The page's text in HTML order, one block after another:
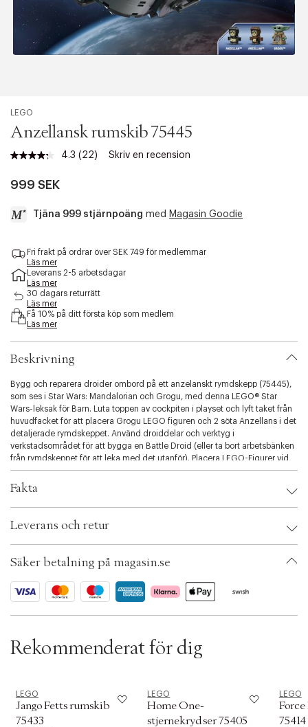
LEGO
Anzellansk rumskib 75445
4.3 Läs
samma
(22) Skriv en recension
999 SEK
Tjäna 999 stjärnpoäng med Magasin Goodie
c
c
e
s
s
i
i
l
t
y
.
v
a
r
i
i
.
l
c
t
i
n
Fri frakt på ordrar över SEK 749 för medlemmar
Läs mer
Leverans 2-5 arbetsdagar
Läs mer
30 dagars returrätt
Läs mer
Få 10% på ditt första köp som medlem
Läs mer
Beskrivning
Bygg och reparera droider ombord på ett anzelanskt rymdskepp (75445),
som ses i Star Wars: Mandalorian och Grogu, med denna LEGO® Star
Wars-leksak för Barn. Luta toppen av cockpiten i playset och lyft taket från
huvudfacket för att placera Grogu LEGO figuren och 2 söta Anzellans i det
detaljerade rymdskeppet. Använd droiddelar och verktyg i
verkstadsområdet för att bygga en Battle Droid (eller ta bort arbetsbänken
från rymdskeppet för att leka med det utanför). Placera LEGO-Figurer vid
bordet i den Blå leksaken eller på torget vid konsolen. Dra ner rampen i
byggnaden när det är dags att komma ut ur rymdskeppet. Denna -
Mandalorian och Grogu är 9 år och äldre och är ett bra sätt att väcka
barnens Kreativitet. Barn kan enkelt bygga med LEGO Builder-appen, där
projekt och spåra sina framsteg. Detta set -innehåller 701 delar.
Fakta
EAN: 5702018063033
ID: BRAL31-0008
Leverans och retur
Säker betalning på magasin.se
Rekommenderat för dig
LEGO
Jango Fetts rumskib
75433
LEGO
Home One-
stjernekrydser 75405
LEGO
Force
75414